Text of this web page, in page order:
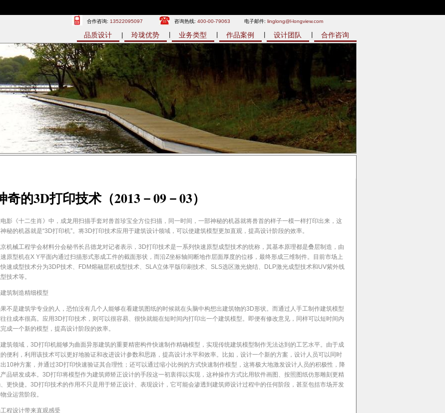
合作咨询: 13522095097 咨询热线: 400-00-79063 电子邮件: linglong@l-longview.com
品质设计 玲珑优势 业务类型 作品案例 设计团队 合作咨询
奇的3D打印技术（2013－09－03）
影《十二生肖》中，成龙用扫描手套对兽首珍宝全方位扫描，同一时间，一部神秘的机器就将兽首的样子一模一样打印出来，这
秘的机器就是“3D打印机”。将3D打印技术应用于建筑设计领域，可以使建筑模型更加直观，提高设计阶段的效率。
机械工程学会材料分会秘书长吕德龙对记者表示，3D打印技术是一系列快速原型成型技术的统称，其基本原理都是叠层制造，由
原型机在X Y平面内通过扫描形式形成工件的截面形状，而沿Z坐标轴间断地作层面厚度的位移，最终形成三维制件。目前市场上
速成型技术分为3DP技术、FDM熔融层积成型技术、SLA立体平版印刷技术、SLS选区激光烧结、DLP激光成型技术和UV紫外线
技术等。
筑制造精细模型
不是建筑学专业的人，恐怕没有几个人能够在看建筑图纸的时候就在头脑中构想出建筑物的3D形状。而通过人手工制作建筑模型
往成本很高。应用3D打印技术，则可以很容易、很快就能在短时间内打印出一个建筑模型。即便有修改意见，同样可以短时间内
成一个新的模型，提高设计阶段的效率。
筑领域，3D打印机能够为曲面异形建筑的重要精密构件快速制作精确模型，实现传统建筑模型制作无法达到的工艺水平。由于成
便利，利用该技术可以更好地验证和改进设计参数和思路，提高设计水平和效率。比如，设计一个新的方案，设计人员可以同时
10种方案，并通过3D打印快速验证其合理性；还可以通过缩小比例的方式快速制作模型，这将极大地激发设计人员的积极性，降
品研发成本。3D打印将模型作为建筑师矫正设计的手段这一初衷得以实现，这种操作方式比用软件画图、按照图纸仿形雕刻更精
更快捷。3D打印技术的作用不只是用于矫正设计、表现设计，它可能会渗透到建筑师设计过程中的任何阶段，甚至包括市场开发
业运营阶段。
程设计带来直观感受